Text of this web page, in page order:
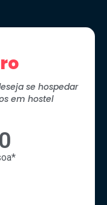
se hospedar
em hostel